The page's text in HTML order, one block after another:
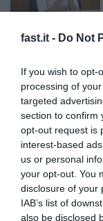
fast.it - Do Not
If you wish to opt-
processing of
targeted
section to confirm
opt-out request is
interest-based
us or personal
your opt-out. You
disclosure of your
IAB’s list of
also be disclosed